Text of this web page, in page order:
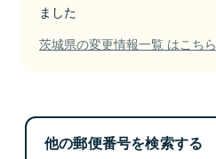
ました
茨城県の変更情報一覧 はこちら
他の郵便番号を検索する